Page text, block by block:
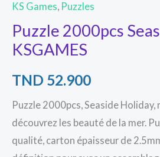
KS Games, Puzzles
Puzzle 2000pcs
KSGAMES
TND 52.900
Puzzle 2000pcs, Seaside Holiday,
découvrez les beauté de la mer.
qualité, carton épaisseur de